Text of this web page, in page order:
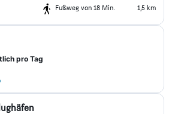
Fußweg von 18 Min. 1,5 km
pro Tag